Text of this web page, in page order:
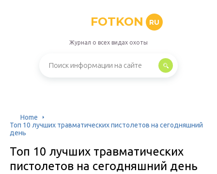
FOTKON RU
Журнал о всех видах охоты
Home
Топ 10 лучших травматических пистолетов на сегодняшний
день
Топ 10 лучших травматических
пистолетов на сегодняшний день